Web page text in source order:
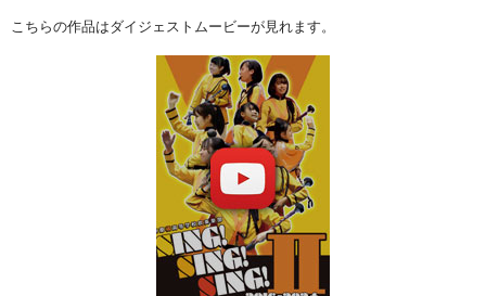
こちらの作品はダイジェストムービーが見れます。